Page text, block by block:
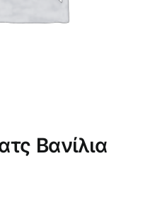
Βανίλια